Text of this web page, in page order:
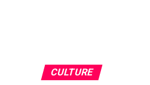
CULTURE